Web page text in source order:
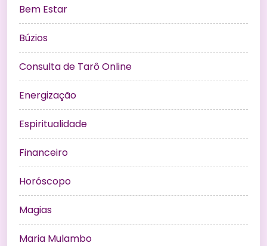
Bem Estar
Búzios
Consulta de Tarô Online
Energização
Espiritualidade
Financeiro
Horóscopo
Magias
Maria Mulambo